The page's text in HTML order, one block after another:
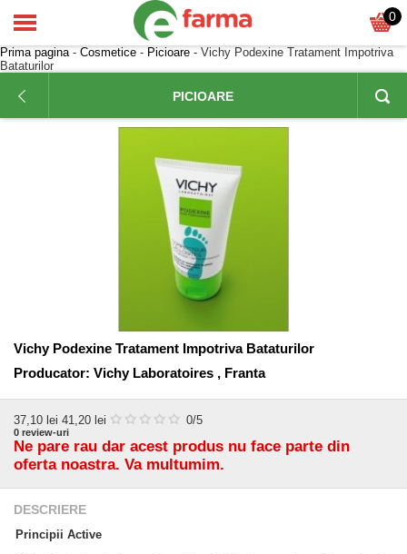
0
Prima pagina- Cosmetice - Picioare - Vichy Podexine Tratament Impotriva
Bataturilor
PICIOARE
Vichy Podexine Tratament Impotriva Bataturilor
Producator: Vichy Laboratoires , Franta
37,10 lei 41,20 lei 0/5
0 review-uri
Ne pare rau dar acest produs nu face parte din
oferta noastra. Va multumim.
DESCRIERE
Principii Active